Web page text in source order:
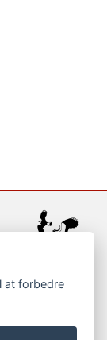
at forbedre